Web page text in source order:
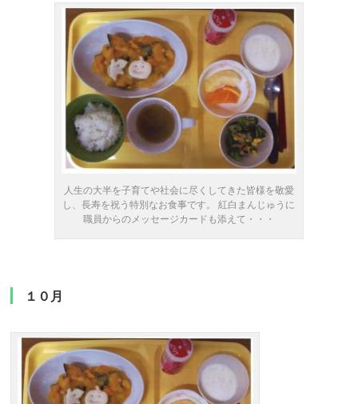
人生の大半を子育てや社会に尽くしてきた皆様を敬愛
し、長寿を祝う特別なお食事です。 紅白まんじゅうに
職員からのメッセージカードも添えて・・・
１０月